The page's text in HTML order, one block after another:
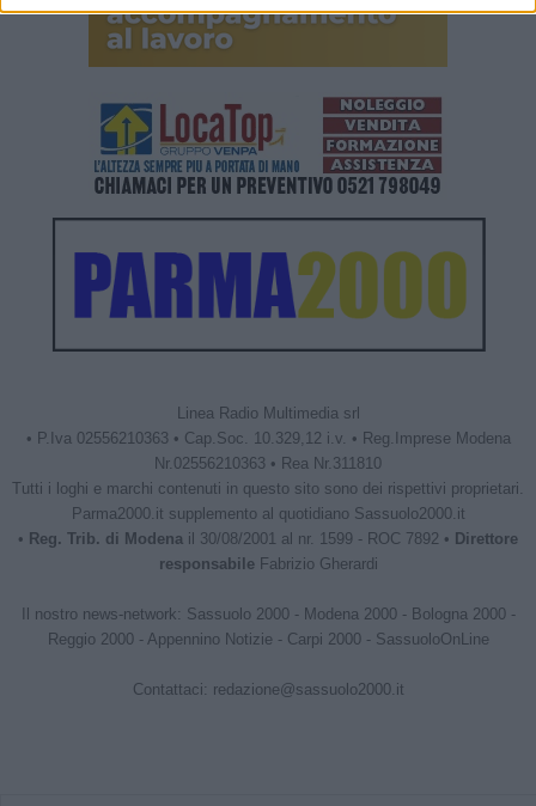
Linea Radio Multimedia srl
• P.Iva 02556210363 • Cap.Soc. 10.329,12 i.v. • Reg.Imprese Modena
Nr.02556210363 • Rea Nr.311810
Tutti i loghi e marchi contenuti in questo sito sono dei rispettivi proprietari.
Parma2000.it supplemento al quotidiano Sassuolo2000.it
• Reg. Trib. di Modena il 30/08/2001 al nr. 1599 - ROC 7892 • Direttore
responsabileFabrizio Gherardi
Il nostro news-network: Sassuolo 2000- Modena 2000- Bologna 2000-
Reggio 2000- Appennino Notizie - Carpi 2000- SassuoloOnLine
Contattaci: redazione@sassuolo2000.it